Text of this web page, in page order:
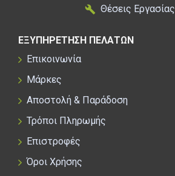
Θέσεις Εργασίας
ΕΞΥΠΗΡΕΤΗΣΗ ΠΕΛΑΤΩΝ
Επικοινωνία
Μάρκες
Αποστολή & Παράδοση
Τρόποι Πληρωμής
Επιστροφές
Όροι Χρήσης